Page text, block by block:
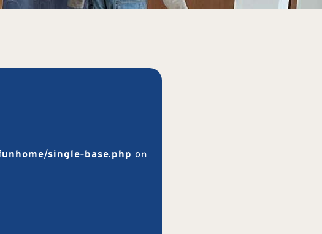
single-base.php on